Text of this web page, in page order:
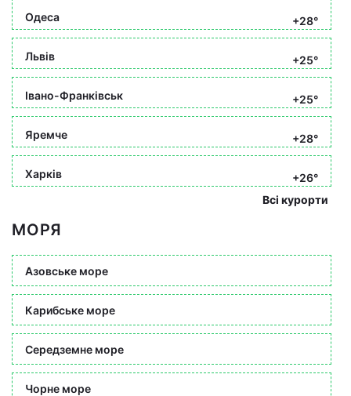
Одеса +28°
Львів +25°
Івано-Франківськ +25°
Яремче +28°
Харків
+26°
Всі курорти
МОРЯ
Азовське море
Карибське море
Середземне море
Чорне море